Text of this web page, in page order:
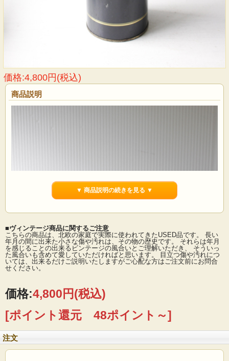
価格:4,800円(税込)
商品説明
▼ 商品説明の続きを見る ▼
■ヴィンテージ商品に関するご注意
こちらの商品は、北欧の家庭で実際に使われてきたUSED品です。 長い
年月の間に出来た小さな傷や汚れは、その物の歴史です。 それらは年月
を感じることの出来るビンテージの風合いとご理解いただき、 そういっ
た風合いも含めて愛していただければと思います。 目立つ傷や汚れにつ
いては、出来るだけご説明いたしますがご心配な方はご注文前にお問合
せください。
価格:4,800円(税込)
[ポイント還元 48ポイント～]
注文